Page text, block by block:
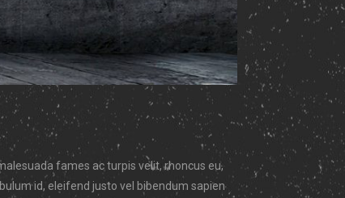
fames ac turpis velit, rhoncus eu,
id, eleifend justo vel bibendum sapien